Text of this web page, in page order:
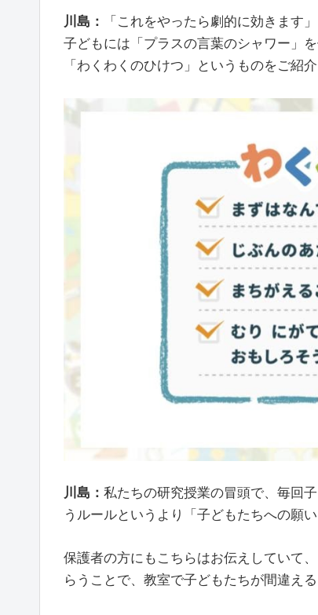
川島：
「これをやったら劇的に効きます
子どもには「プラスの言葉のシャワー」
「わくわくのひけつ」というものをご紹介
川島： 私たちの研究授業の冒頭で、毎回
うルールというより「子どもたちへの願
保護者の方にもこちらはお伝えしていて
らうことで、教室で子どもたちが間違え